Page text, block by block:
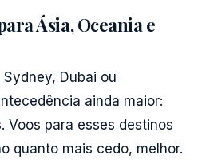
Ásia, Oceania e
Dubai ou
ainda maior:
. Voos para esses destinos
quanto mais cedo, melhor.